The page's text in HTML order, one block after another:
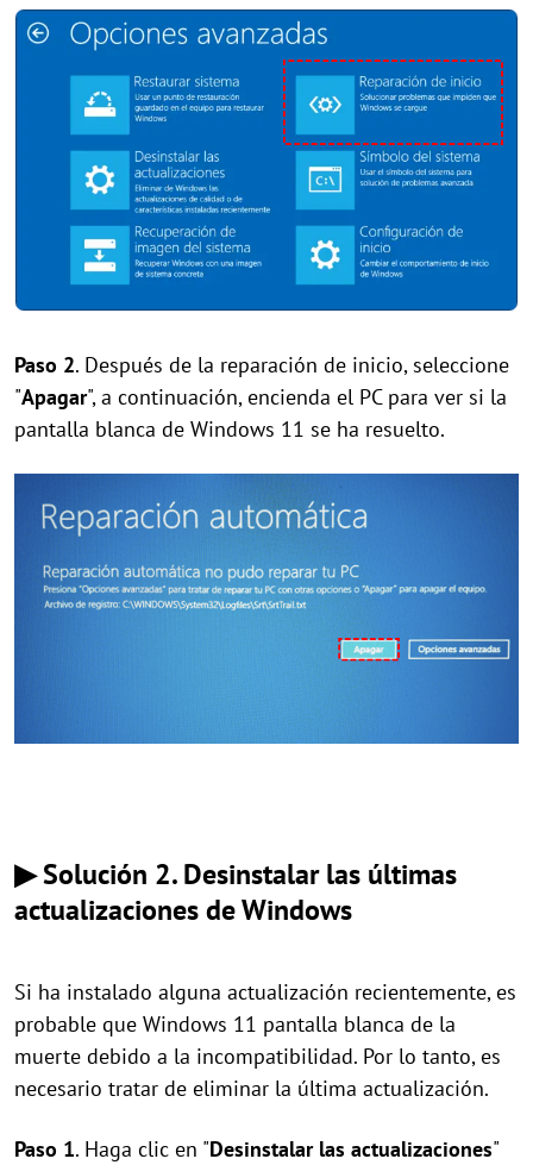
Paso 2. Después de la reparación de inicio, seleccione
"Apagar", a continuación, encienda el PC para ver si la
pantalla blanca de Windows 11 se ha resuelto.
▶ Solución 2. Desinstalar las últimas
actualizaciones de Windows
Si ha instalado alguna actualización recientemente, es
probable que Windows 11 pantalla blanca de la
muerte debido a la incompatibilidad. Por lo tanto, es
necesario tratar de eliminar la última actualización.
Paso 1. Haga clic en "Desinstalar las actualizaciones"